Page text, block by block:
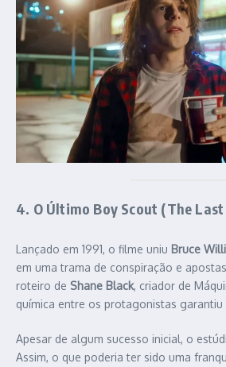
4. O Último Boy Scout (The
Lançado em 1991, o filme uniu Bruce
em uma trama de conspiração e
roteiro de Shane Black, criador de
química entre os protagonistas
Apesar de algum sucesso inicial, o
Assim, o que poderia ter sido uma